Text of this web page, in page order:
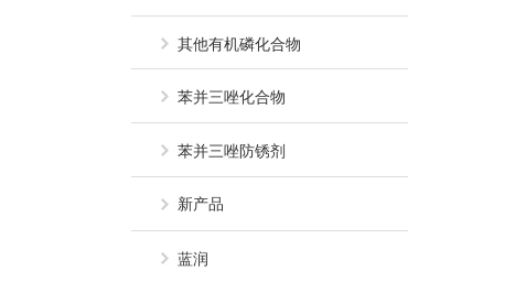
其他有机磷化合物
苯并三唑化合物
苯并三唑防锈剂
新产品
蓝润